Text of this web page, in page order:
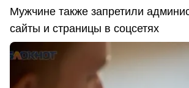
Мужчине также запретили
сайты и страницы в соцсетях